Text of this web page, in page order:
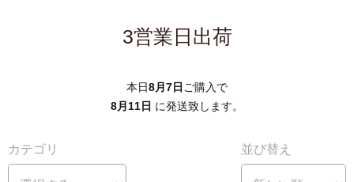
3営業日出荷
本日8月7日 ご購入で
8月11日 に発送致します。
カテゴリ 並び替え